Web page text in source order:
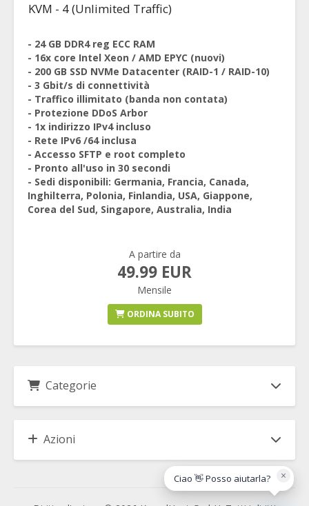
KVM - 4 (Unlimited Traffic)
- 24 GB DDR4 reg ECC RAM
- 16x core Intel Xeon / AMD EPYC (nuovi)
- 200 GB SSD NVMe Datacenter (RAID-1 / RAID-10)
- 3 Gbit/s di connettività
- Traffico illimitato (banda non contata)
- Protezione DDoS Arbor
- 1x indirizzo IPv4 incluso
- Rete IPv6 /64 inclusa
- Accesso SFTP e root completo
- Pronto all'uso in 30 secondi
- Sedi disponibili: Germania, Francia, Canada,
Inghilterra, Polonia, Finlandia, USA, Giappone,
Corea del Sud, Singapore, Australia, India
A partire da
49.99 EUR
Mensile
ORDINA SUBITO
Categorie
Azioni
×
Ciao 👋 Posso aiutarla?